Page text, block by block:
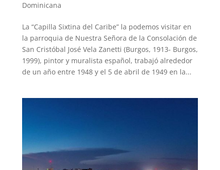
Dominicana
La “Capilla Sixtina del Caribe” la podemos visitar en
la parroquia de Nuestra Señora de la Consolación de
San Cristóbal José Vela Zanetti (Burgos, 1913- Burgos,
1999), pintor y muralista español, trabajó alrededor
de un año entre 1948 y el 5 de abril de 1949 en la...